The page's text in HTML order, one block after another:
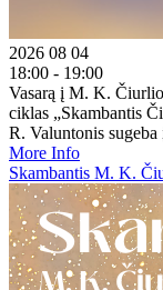
2026 08 04
18:00 - 19:00
Vasarą į M. K.
ciklas „Skambantis
R. Valuntonis
More Info
Skambantis M. K.